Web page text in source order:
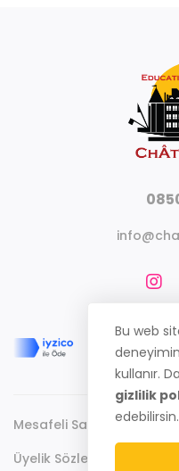
Mesafeli Satış Sözleşmesi
Üyelik Sözleşmesi
Bu web
kullanır.
gizlilik
edebilirsin.